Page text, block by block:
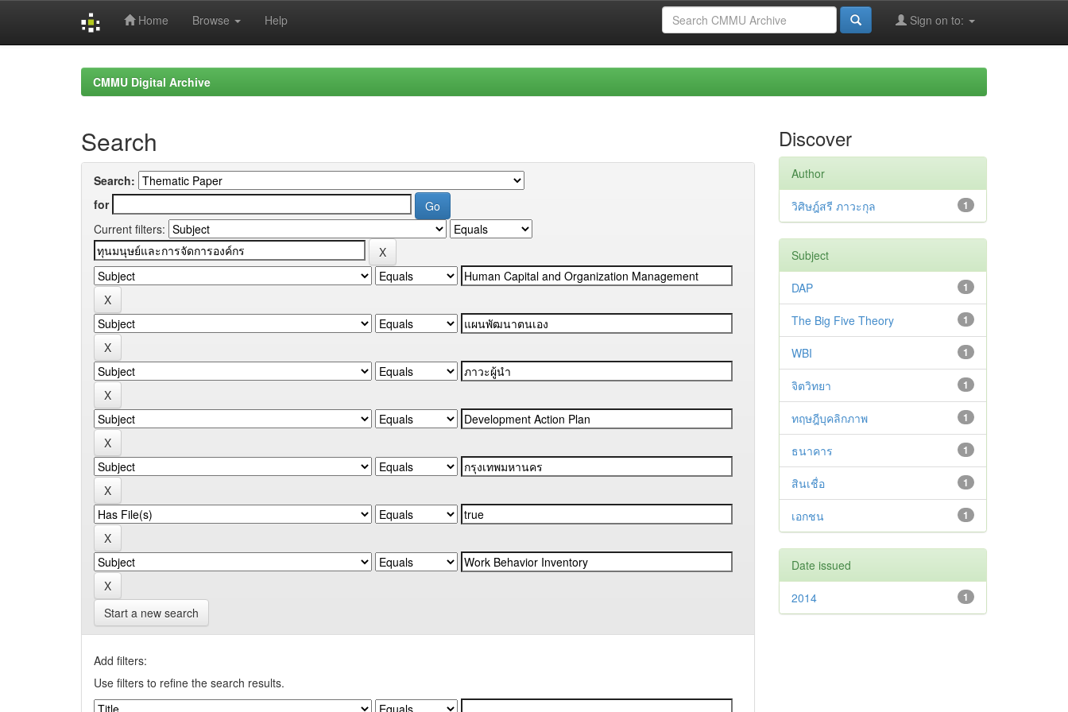
Home Browse Help Sign on to:
CMMU Digital Archive
Search
Search:
for
Current filters:
Start a new search
Add filters:
Use filters to refine the search results.
Discover
Author
1
วิศิษฎ์สรี ภาวะกุล
Subject
1
DAP
1
The Big Five Theory
1
WBI
1
จิตวิทยา
1
ทฤษฎีบุคลิกภาพ
1
ธนาคาร
1
สินเชื่อ
1
เอกชน
Date issued
1
2014